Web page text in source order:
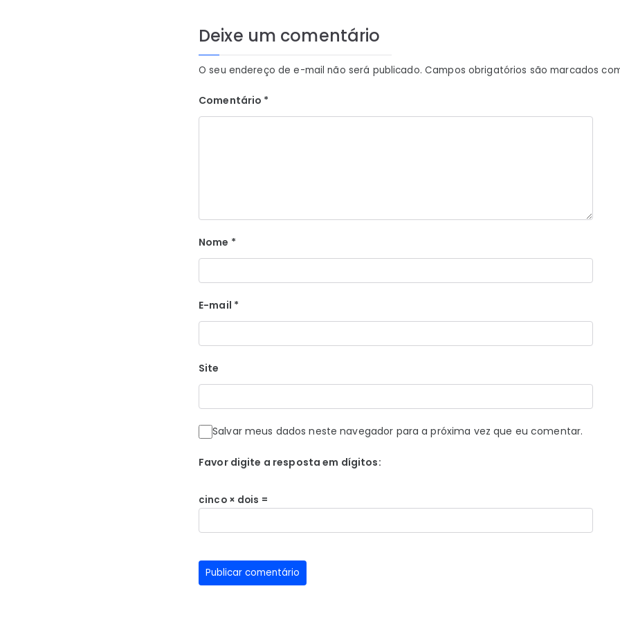
Deixe um comentário
O seu endereço de e-mail não será publicado. Campos obrigatórios são marcados
Comentário *
Nome *
E-mail *
Site
Salvar meus dados neste navegador para a próxima vez que eu comentar.
Favor digite a resposta em dígitos:
cinco × dois =